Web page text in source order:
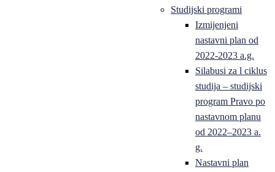
Studijski programi
Izmijenjeni
nastavni plan od
2022-2023 a.g.
Silabusi za l ciklus
studija – studijski
program Pravo po
nastavnom planu
od 2022–2023 a.
g.
Nastavni plan